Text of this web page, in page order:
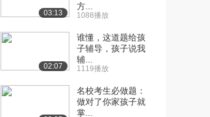
硕士冲刺复习...
硕士冲刺复习...
03:13
方...
1088播放
02:07
谁懂，这道题给孩
子辅导，孩子说我
辅...
1119播放
名校考生必做题：
做对了你家孩子就
掌...